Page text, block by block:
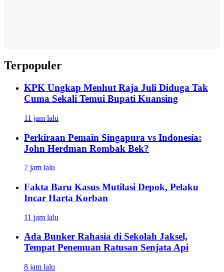
Terpopuler
KPK Ungkap Menhut Raja Juli Diduga Tak
Cuma Sekali Temui Bupati Kuansing
11 jam lalu
Perkiraan Pemain Singapura vs Indonesia:
John Herdman Rombak Bek?
7 jam lalu
Fakta Baru Kasus Mutilasi Depok, Pelaku
Incar Harta Korban
11 jam lalu
Ada Bunker Rahasia di Sekolah Jaksel,
Tempat Penemuan Ratusan Senjata Api
8 jam lalu